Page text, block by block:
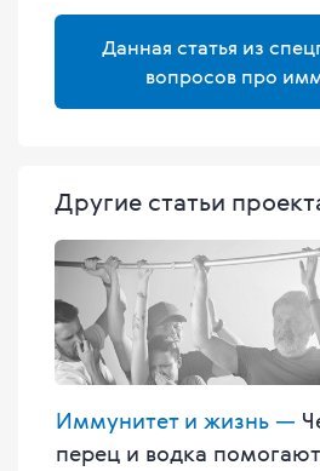
Данная статья из
вопросов про
Другие статьи
Иммунитет и жизнь —
перец и водка